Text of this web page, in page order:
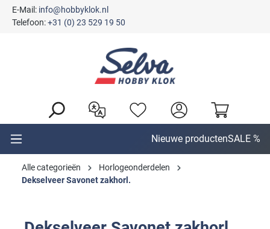
E-Mail: info@hobbyklok.nl
Telefoon:+31 (0) 23 529 19 50
Nieuwe productenSALE %
Alle categorieën
Horlogeonderdelen
Dekselveer Savonet zakhorl.